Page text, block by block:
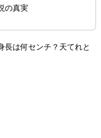
の真実
長は何センチ？天てれと